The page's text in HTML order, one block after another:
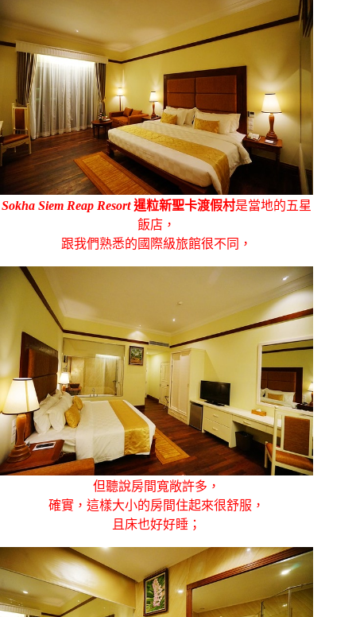
Sokha Siem Reap Resort暹粒新聖卡渡假村是當地的五星
飯店，
跟我們熟悉的國際級旅館很不同，
但聽說房間寬敞許多，
確實，這樣大小的房間住起來很舒服，
且床也好好睡；